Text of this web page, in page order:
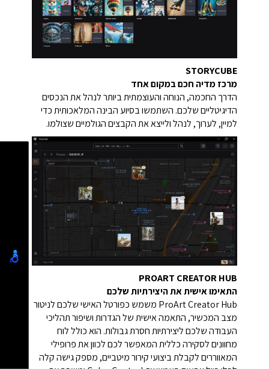
STORYCUBE
מרכז מדיה חכם במקום אחד
הדרך החכמה, הנוחה והעוצמתית ביותר לנהל את הנכסים
הדיגיטליים שלכם. השתמשו בסיוע הבינה המלאכותית כדי
למיין, לערוך, לנהל ולייצא את הקבצים הגולמיים שצולמו.
PROART CREATOR HUB
התאימו אישית את היצירתיות שלכם
ProArt Creator Hub משמש כפורטל האישי שלכם לניטור
מצב המכשיר, התאמה אישית של הגדרות ושיפור תהליכי
העבודה שלכם ליצירתיות חסרת גבולות. הוא כולל לוח
מחוונים לסקירה כללית המאפשר לכם לכוון את פרופילי
המאווררים לקבלת ביצועי קירור מיטביים, מספק גישה קלה